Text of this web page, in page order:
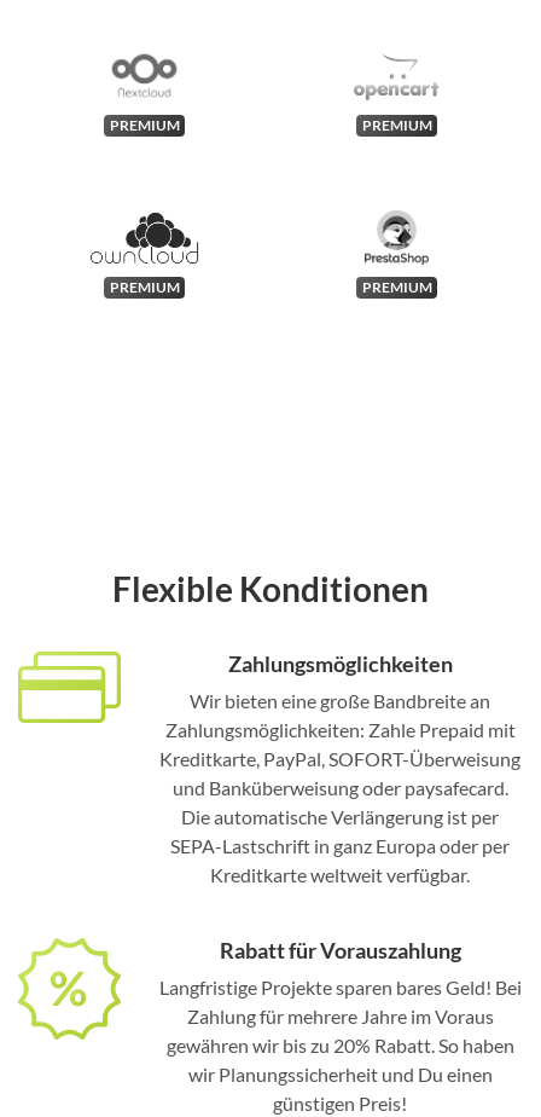
PREMIUM PREMIUM
PREMIUM PREMIUM
Flexible Konditionen
Zahlungsmöglichkeiten
Wir bieten eine große Bandbreite an
Zahlungsmöglichkeiten: Zahle Prepaid mit
Kreditkarte, PayPal, SOFORT-Überweisung
und Banküberweisung oder paysafecard.
Die automatische Verlängerung ist per
SEPA-Lastschrift in ganz Europa oder per
Kreditkarte weltweit verfügbar.
Rabatt für Vorauszahlung
Langfristige Projekte sparen bares Geld! Bei
Zahlung für mehrere Jahre im Voraus
gewähren wir bis zu 20% Rabatt. So haben
wir Planungssicherheit und Du einen
günstigen Preis!